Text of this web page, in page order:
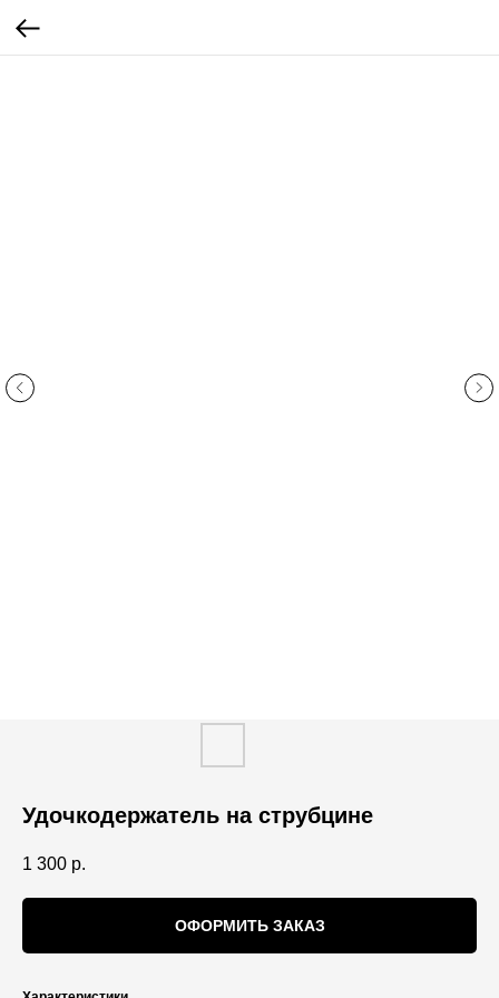
Удочкодержатель на струбцине
1 300 р.
ОФОРМИТЬ ЗАКАЗ